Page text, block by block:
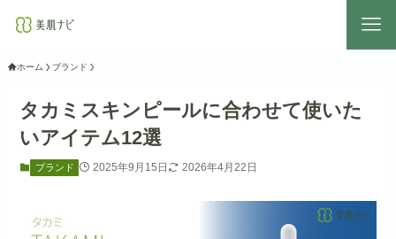
ホーム ブランド
タカミスキンピールに合わせて使いた
いアイテム12選
ブランド 2025年9月15日 2026年4月22日